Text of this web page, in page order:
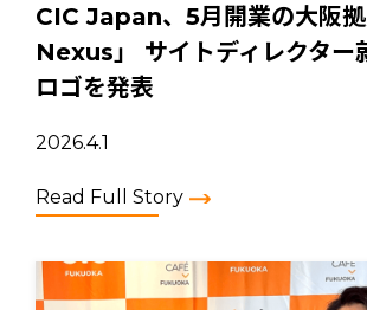
CIC Japan、5月開業の大阪
Nexus」 サイトディレクター
ロゴを発表
2026.4.1
Read Full Story